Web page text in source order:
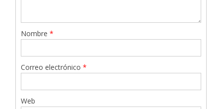
Nombre*
Correo electrónico*
Web